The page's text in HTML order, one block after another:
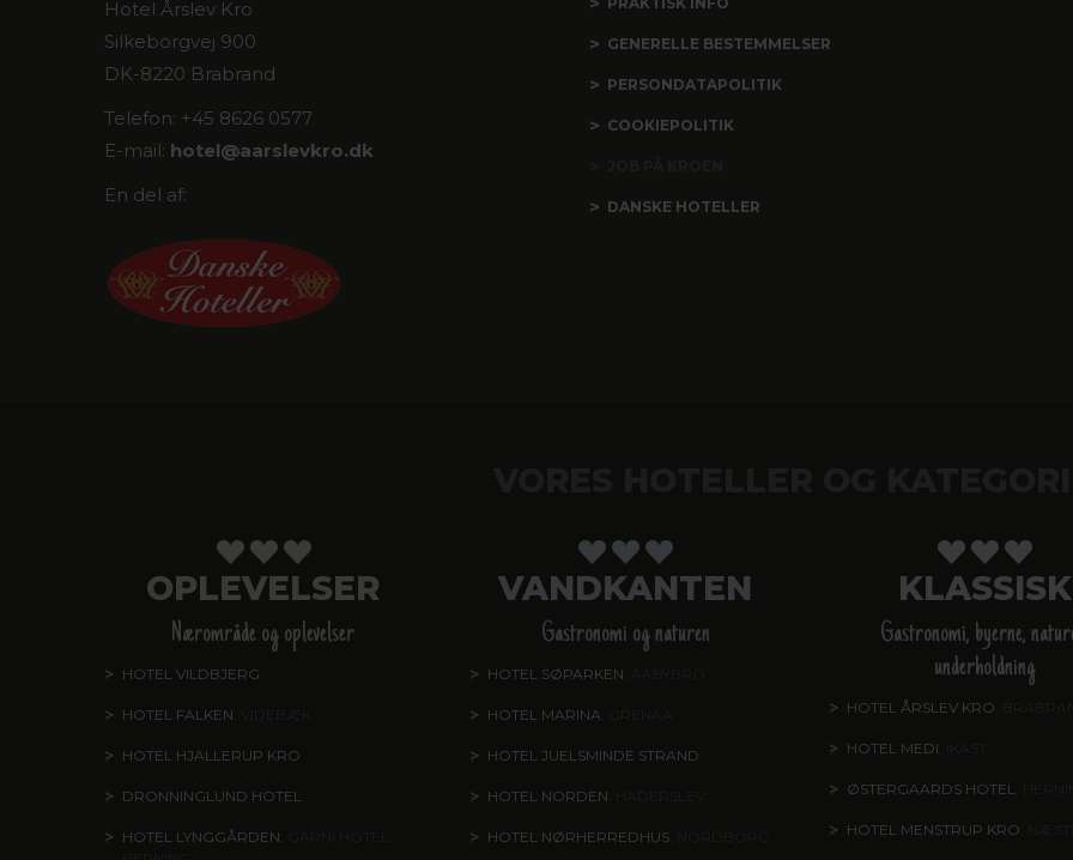
Hotel Årslev Kro
Silkeborgvej 900
DK-8220 Brabrand
Telefon: +45 8626 0577
E-mail: hotel@aarslevkro.dk
En del af:
GENERELLE BESTEMMELSER
PERSONDATAPOLITIK
COOKIEPOLITIK
DANSKE HOTELLER
OPLEVELSER
Nærområde og oplevelser
HOTEL VILDBJERG
HOTEL FALKEN
HOTEL HJALLERUP KRO
DRONNINGLUND HOTEL
HOTEL LYNGGÅRDEN
VANDKANTEN
Gastronomi og naturen
HOTEL SØPARKEN
HOTEL MARINA
HOTEL JUELSMINDE STRAND
HOTEL NORDEN
HOTEL NØRHERREDHUS
KLASSISK
Gastronomi, byerne,
underholdning
HOTEL ÅRSLEV KRO
HOTEL MEDI
ØSTERGAARDS HOTEL
HOTEL MENSTRUP KRO